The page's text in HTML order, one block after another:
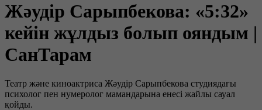
Жәудір Сарыпбекова: «5:32»
кейін жұлдыз болып ояндым |
СанТарам
Театр және киноактриса Жәудір Сарыпбекова студиядағы
психолог пен нумеролог мамандарына енесі жайлы сауал
қойды.